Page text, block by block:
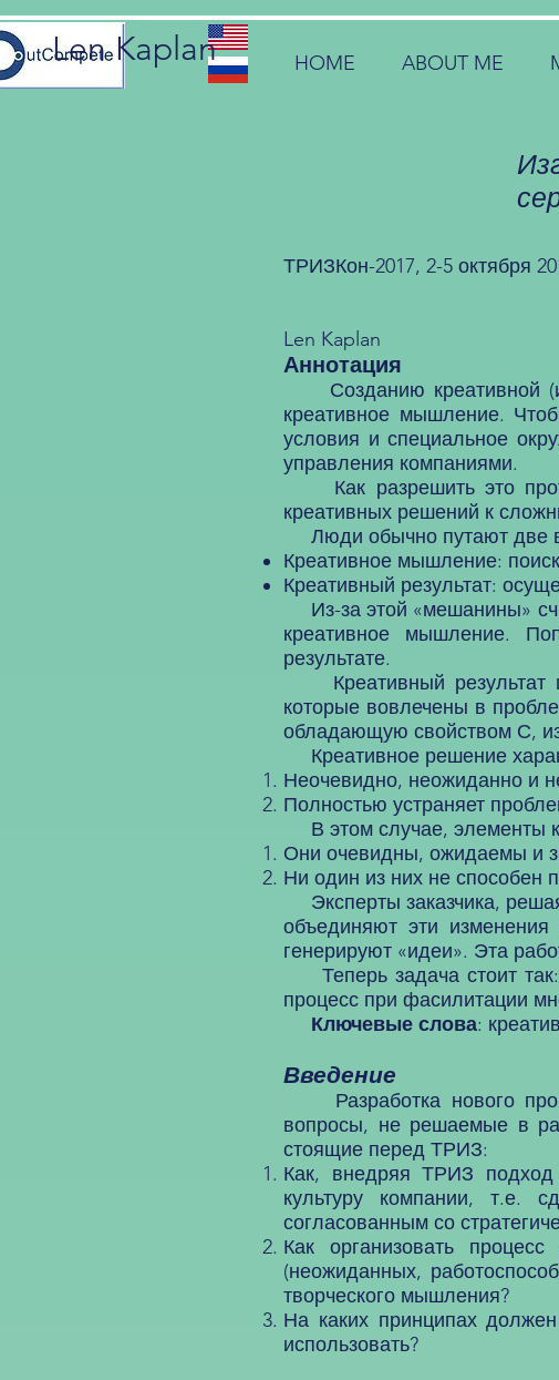
Len Kaplan HOME ABOUT ME
ТРИЗКон-2017, 2-5 октября
Len Kaplan
Аннотация
Созданию креативной
креативное мышление.
условия и специальное
управления компаниями.
Как разрешить это
креативных решений к
Люди обычно путают две
Креативное мышление:
Креативный результат:
Из-за этой «мешанины»
креативное мышление.
результате.
Креативный результат
которые вовлечены в
обладающую свойством С,
Креативное решение
Неочевидно, неожиданно и
Полностью устраняет
В этом случае, элементы
Они очевидны, ожидаемы и
Ни один из них не способен
Эксперты заказчика,
объединяют эти
генерируют «идеи». Эта
Теперь задача стоит так:
процесс при фасилитации
Ключевые слова:
Введение
Разработка нового
вопросы, не решаемые в
стоящие перед ТРИЗ:
Как, внедряя ТРИЗ подход
культуру компании, т.е.
согласованным со
Как организовать
(неожиданных,
творческого мышления?
На каких принципах
использовать?